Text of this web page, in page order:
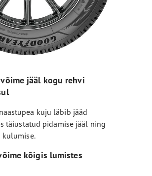
jääl kogu rehvi
kuju läbib jääd
täiustatud pidamise jääl ning
kulumise.
kõigis lumistes